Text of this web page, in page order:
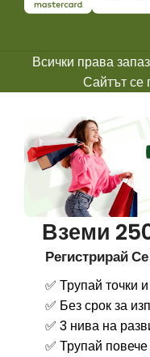
Всички права
Сайтът се
Вземи
Регистрирай
✅ Трупай точки
✅ Без срок за
✅ 3 нива на
✅ Трупай